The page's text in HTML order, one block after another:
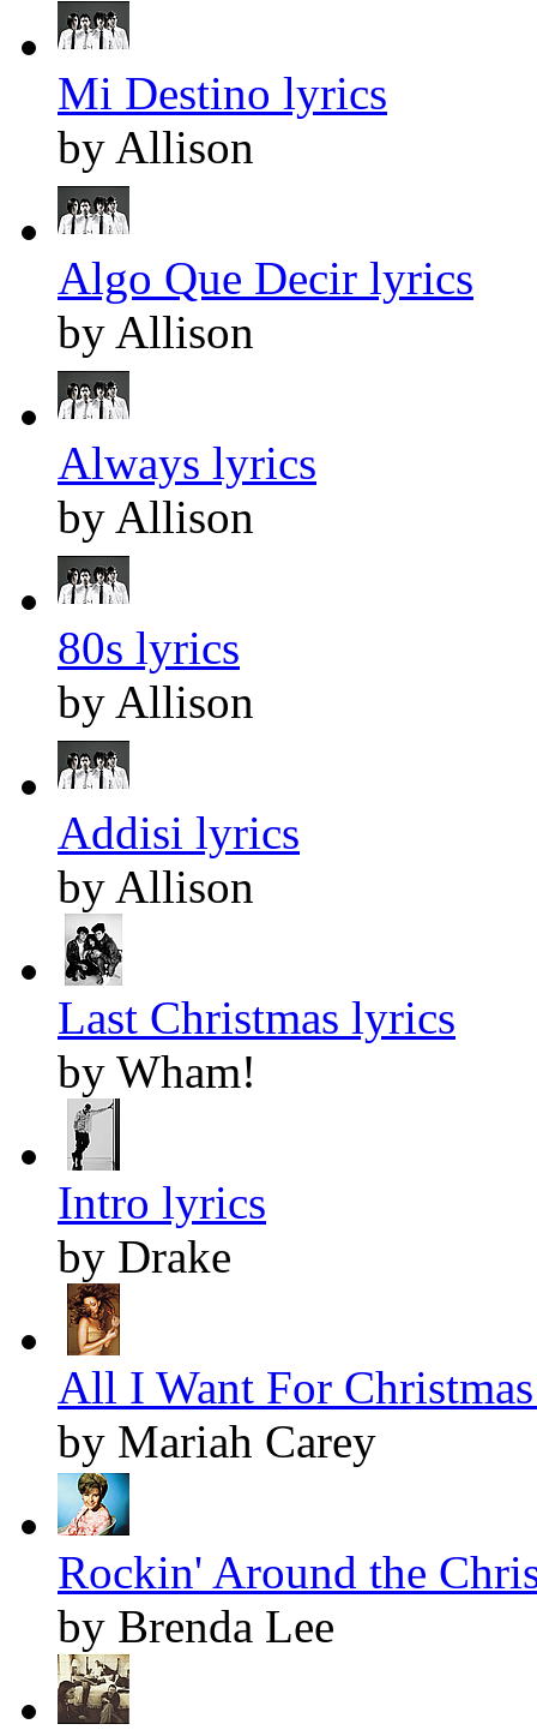
Mi Destino lyrics
by Allison
Algo Que Decir lyrics
by Allison
Always lyrics
by Allison
80s lyrics
by Allison
Addisi lyrics
by Allison
Last Christmas lyrics
by Wham!
Intro lyrics
by Drake
All I Want For
by Mariah Carey
Rockin' Around the
by Brenda Lee